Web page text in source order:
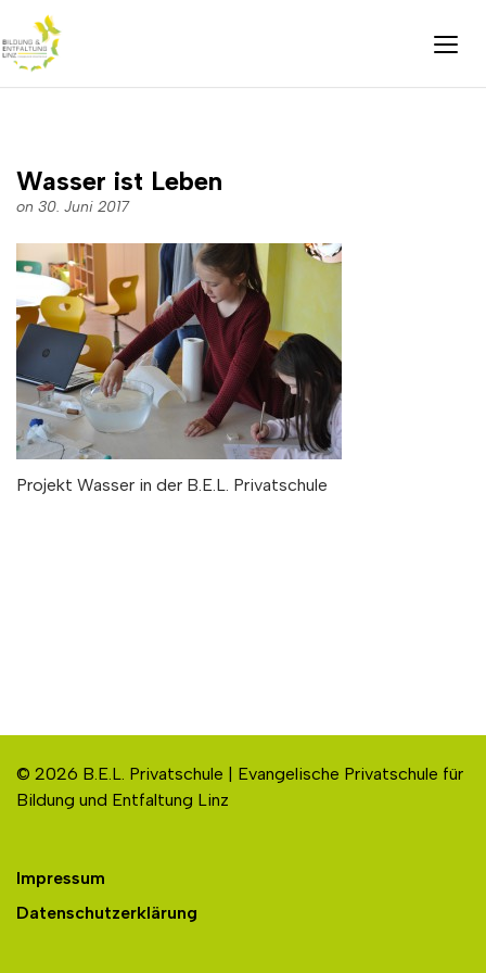
Wasser ist Leben
on 30. Juni 2017
Projekt Wasser in der B.E.L. Privatschule
© 2026 B.E.L. Privatschule | Evangelische Privatschule für
Bildung und Entfaltung Linz
Impressum
Datenschutzerklärung